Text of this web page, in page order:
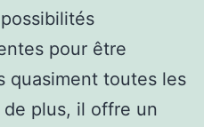
pour être
quasiment toutes les
plus, il offre un